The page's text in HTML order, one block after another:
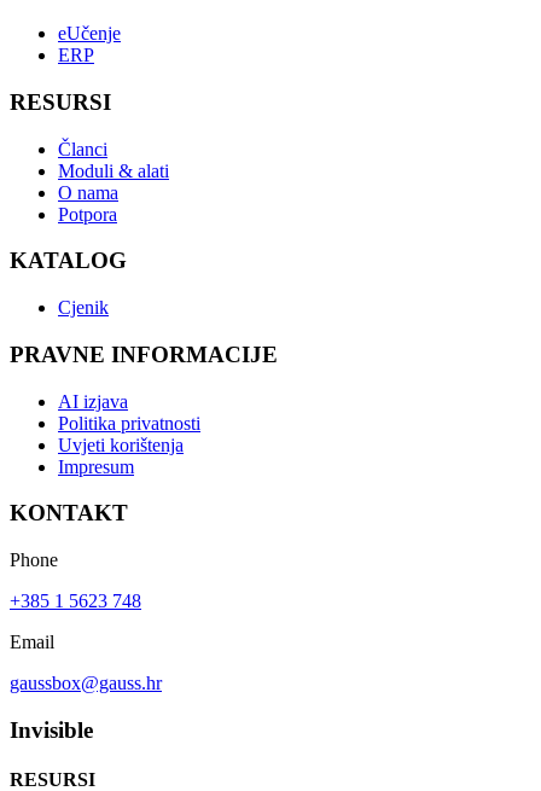
eUčenje
ERP
RESURSI
Članci
Moduli & alati
O nama
Potpora
KATALOG
Cjenik
PRAVNE INFORMACIJE
AI izjava
Politika privatnosti
Uvjeti korištenja
Impresum
KONTAKT
Phone
+385 1 5623 748
Email
gaussbox@gauss.hr
Invisible
RESURSI